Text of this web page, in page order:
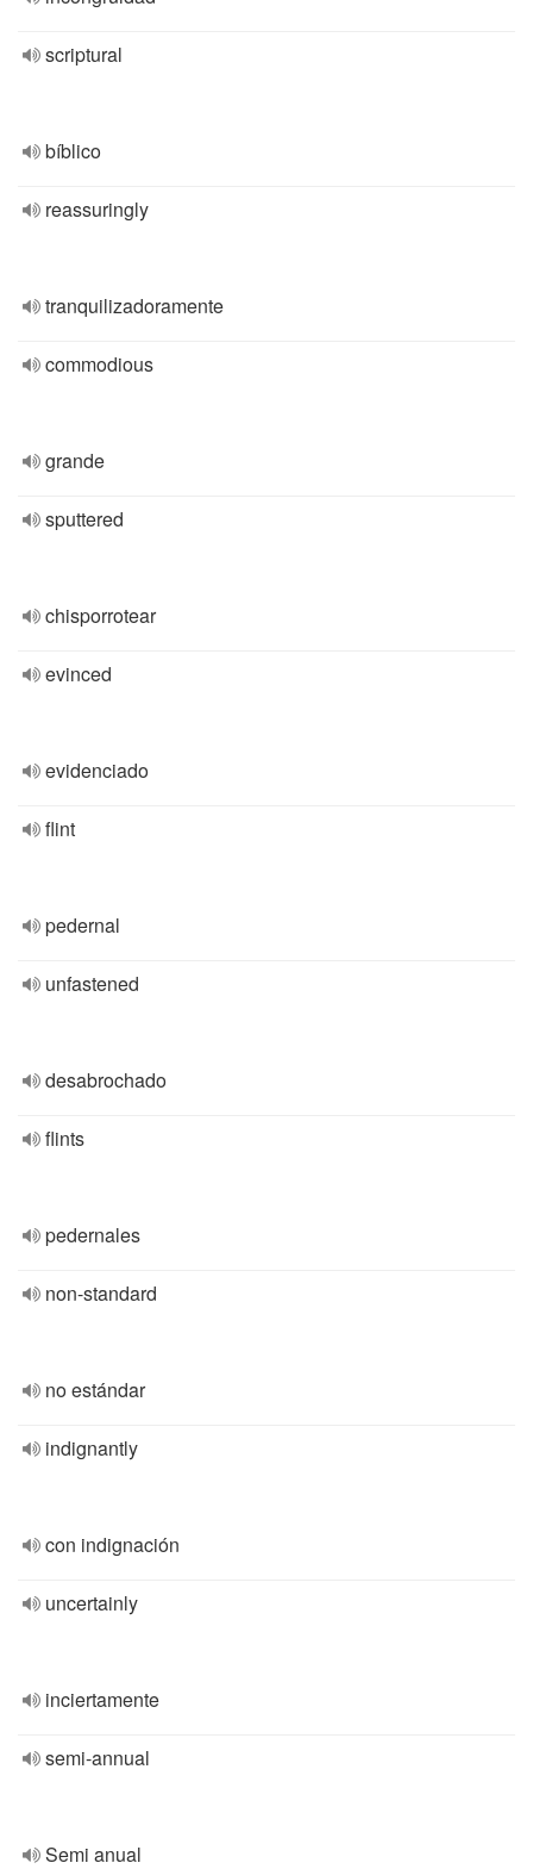
scriptural
bíblico
reassuringly
tranquilizadoramente
commodious
grande
sputtered
chisporrotear
evinced
evidenciado
flint
pedernal
unfastened
desabrochado
flints
pedernales
non-standard
no estándar
indignantly
con indignación
uncertainly
inciertamente
semi-annual
Semi anual